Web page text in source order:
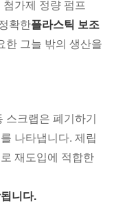
가제 정량 펌프
확한플라스틱 보조
한 그늘 밖의 생산을
크랩은 폐기하기
나타냅니다. 제립
재도입에 적합한
니다.